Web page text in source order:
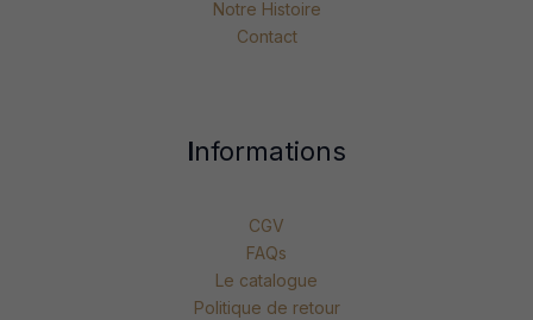
Notre Histoire
Contact
Informations
CGV
FAQs
Le catalogue
Politique de retour